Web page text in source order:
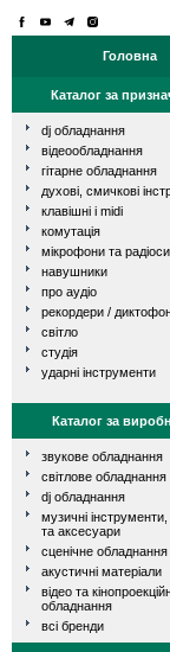
Головна
Каталог за
dj обладнання
відеообладнання
гітарне обладнання
духові, смичкові
клавішні і midi
комутація
мікрофони та
навушники
про аудіо
рекордери /
світло
студія
ударні інструменти
Каталог за
звукове обладнання
світлове обладнання
dj обладнання
музичні
та аксесуари
сценічне обладнання
акустичні матеріали
відео та
обладнання
всі бренди